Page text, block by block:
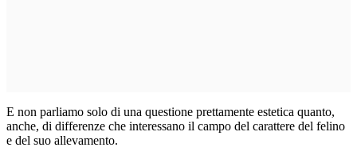
E non parliamo solo di una questione prettamente estetica quanto,
anche, di differenze che interessano il campo del carattere del felino
e del suo allevamento.